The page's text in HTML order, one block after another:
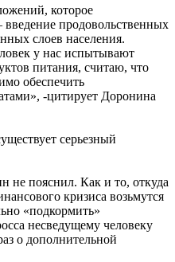
которое
продовольственных
слоев населения.
у нас испытывают
питания, считаю, что
обеспечить
-цитирует Доронина
серьезный
не пояснил. Как и то, откуда
кризиса возьмутся
«подкормить»
несведущему человеку
о дополнительной